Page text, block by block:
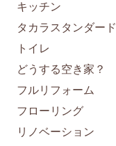
キッチン
タカラスタンダード
トイレ
どうする空き家？
フルリフォーム
フローリング
リノベーション